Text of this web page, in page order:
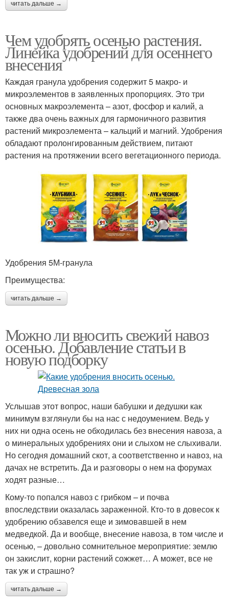
читать дальше →
Чем удобрять осенью растения.
Линейка удобрений для осеннего
внесения
Каждая гранула удобрения содержит 5 макро- и
микроэлементов в заявленных пропорциях. Это три
основных макроэлемента – азот, фосфор и калий, а
также два очень важных для гармоничного развития
растений микроэлемента – кальций и магний. Удобрения
обладают пролонгированным действием, питают
растения на протяжении всего вегетационного периода.
Удобрения 5М-гранула
Преимущества:
читать дальше →
Можно ли вносить свежий навоз
осенью. Добавление статьи в
новую подборку
Услышав этот вопрос, наши бабушки и дедушки как
минимум взглянули бы на нас с недоумением. Ведь у
них ни одна осень не обходилась без внесения навоза, а
о минеральных удобрениях они и слыхом не слыхивали.
Но сегодня домашний скот, а соответственно и навоз, на
дачах не встретить. Да и разговоры о нем на форумах
ходят разные…
Кому-то попался навоз с грибком – и почва
впоследствии оказалась зараженной. Кто-то в довесок к
удобрению обзавелся еще и зимовавшей в нем
медведкой. Да и вообще, внесение навоза, в том числе и
осенью, – довольно сомнительное мероприятие: землю
он закислит, корни растений сожжет… А может, все не
так уж и страшно?
читать дальше →